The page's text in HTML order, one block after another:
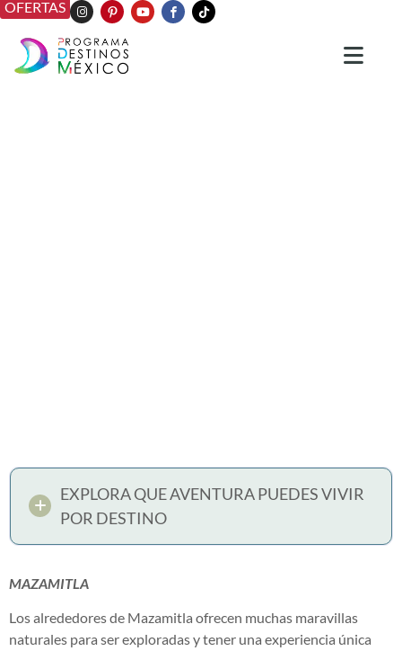
OFERTAS
EXPLORA QUE AVENTURA PUEDES VIVIR
POR DESTINO
MAZAMITLA
Los alrededores de Mazamitla ofrecen muchas maravillas
naturales para ser exploradas y tener una experiencia única